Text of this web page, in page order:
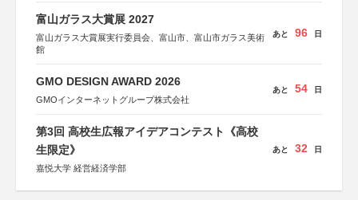
協力：読売新聞社
後援：厚生労働省
文部科学省
奈良県
「“よい仕事おこし”フェア」実行委員会
関西文化学術研究都市推進機構
東京難病団体連絡協議会
富山ガラス大賞展 2027
富山ガラス大賞展実行委員会、富山市、富山市ガラス美術
館
あと 96 日
GMO DESIGN AWARD 2026
GMOインターネットグループ株式会社
あと 54 日
第3回 高校生広報アイデアコンテスト《高校
生限定》
嘉悦大学 経営経済学部
あと 32 日